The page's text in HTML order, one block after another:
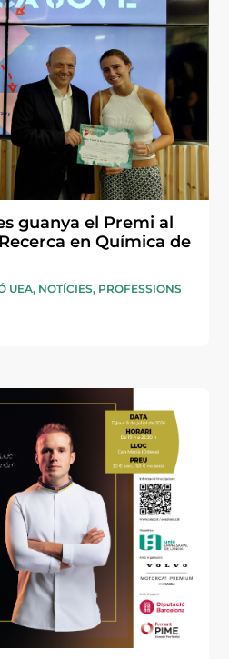
guanya el Premi al
en Química de
UEA, NOTÍCIES, PROFESSIONS